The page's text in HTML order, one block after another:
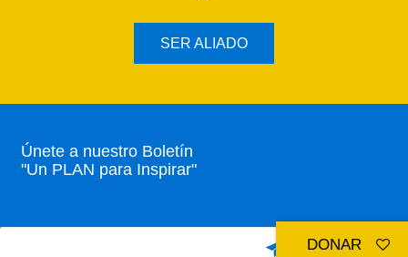
SER ALIADO
Únete a nuestro Boletín
"Un PLAN para Inspirar"
DONAR